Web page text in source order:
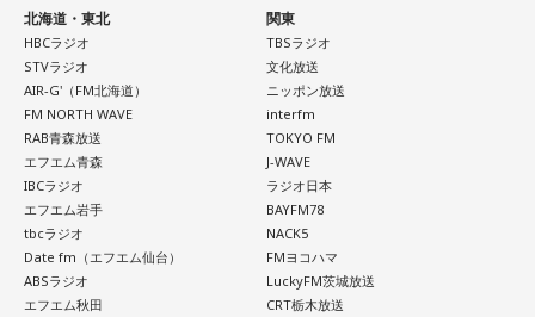
という異色の経歴を持つ占星術師。自身の人生の転機をきっ
かけにホロスコープと出会い、星よみによる人生プロデュー
スの道へ。著書『山芋シンデレラ』。経営者から個人まで幅
広くサポートしている。
Webサイト：
https://selene-uranai.com/
YouTube：
https://www.youtube.com/@ataru-uranai
ディングで使用した楽器の解説を写真とともに掲載。演奏に
込められた思いや、サウンドを形作った楽器の特徴を知りな
がらアルバムを聴くことで、楽曲の細部や各メンバーのプレ
イに新たな発見が生まれ、作品をより深く味わうことができ
るでしょう。
J-Fusionの魅力を現代に響かせるとともに、進化を続けるかつ
しかトリオの現在地と新たな可能性を示す1枚がここに完成し
ました。
◆メンバー3人による恒例の全曲試聴会を生配信
「MINAMI WHEEL -New Age-」を実施。
8月18日（火）に心斎橋BIGCATにて実演最終審査を開催し、
この審査を勝ち抜いたアーティストが『Maxell presents
FM802 MINAMI WHEEL 2026』への出演権を獲得します。
また、MINAMI WHEEL 2026公式アプリもリリース！アーテ
ィストラインナップから観たいアーティストを登録してマイ
タイムテーブルを作れたり、エリアマップで各ライブハウス
へのアクセスをチェックができるなど他にも便利な機能がた
くさん！すでにお持ちの方はアップデートを、まだお持ちで
北海道・東北
HBCラジオ
STVラジオ
AIR-G'（FM北海道）
FM NORTH WAVE
RAB青森放送
エフエム青森
IBCラジオ
エフエム岩手
tbcラジオ
Date fm（エフエム仙台）
ABSラジオ
エフエム秋田
関東
TBSラジオ
文化放送
ニッポン放送
interfm
TOKYO FM
J-WAVE
ラジオ日本
BAYFM78
NACK5
FMヨコハマ
LuckyFM茨城放送
CRT栃木放送